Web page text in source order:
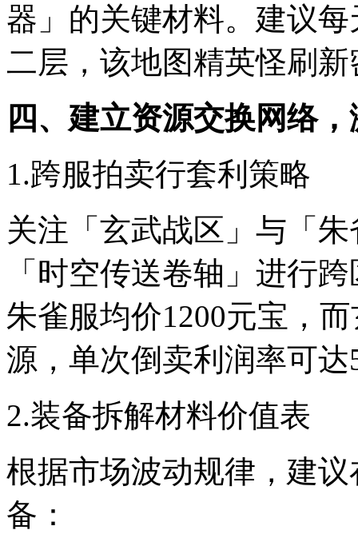
器」的关键材料。建议
二层，该地图精英怪刷
四、建立资源交换网络
1.跨服拍卖行套利策略
关注「玄武战区」与「
「时空传送卷轴」进行
朱雀服均价1200元宝，
源，单次倒卖利润率可达
2.装备拆解材料价值表
根据市场波动规律，建
备：